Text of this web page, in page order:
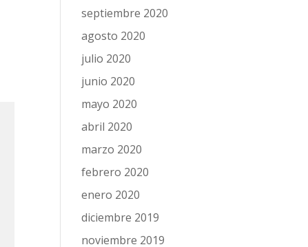
septiembre 2020
agosto 2020
julio 2020
junio 2020
mayo 2020
abril 2020
marzo 2020
febrero 2020
enero 2020
diciembre 2019
noviembre 2019